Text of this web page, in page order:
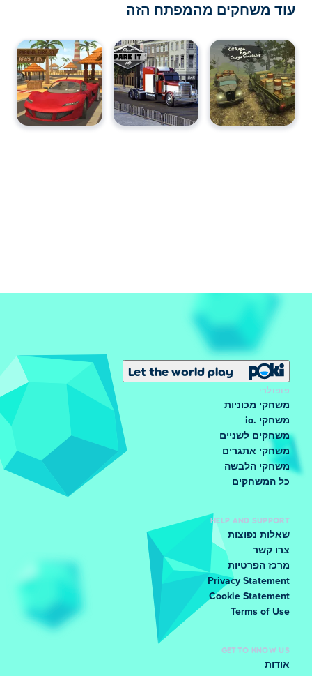
עוד משחקים מהמפתח הזה
Let the world play
פופולרי
משחקי מכוניות
משחקי .io
משחקים לשניים
משחקי אתגרים
משחקי הלבשה
כל המשחקים
HELP AND SUPPORT
שאלות נפוצות
צרו קשר
מרכז הפרטיות
Privacy Statement
Cookie Statement
Terms of Use
GET TO KNOW US
אודות